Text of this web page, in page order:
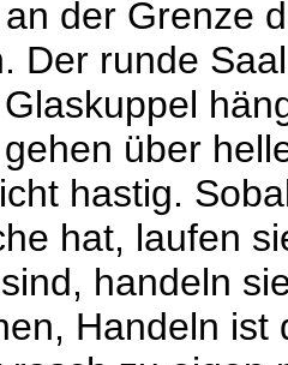
der Grenze
Der runde
über
hastig.
hat, laufen
handeln
Handeln ist